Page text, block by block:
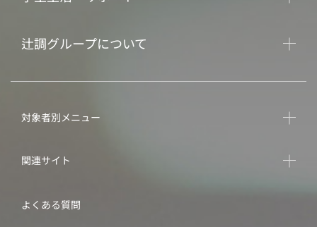
辻調グループについて
対象者別メニュー
関連サイト
よくある質問